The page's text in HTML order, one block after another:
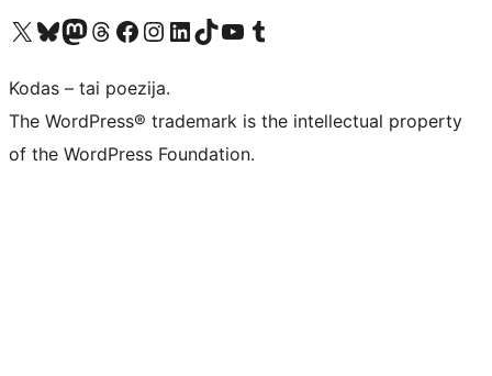
Visit our X (formerly Twitter) account
Apsilankykite mūsų Bluesky paskyroje
Visit our Mastodon account
Apsilankykite mūsų Threads paskyroje
Visit our Facebook page
Visit our Instagram account
Visit our LinkedIn account
Apsilankykite mūsų TikTok paskyroje
Visit our YouTube channel
Apsilankykite mūsų Tumblr paskyroje
Kodas – tai poezija.
The WordPress® trademark is the intellectual property
of the WordPress Foundation.